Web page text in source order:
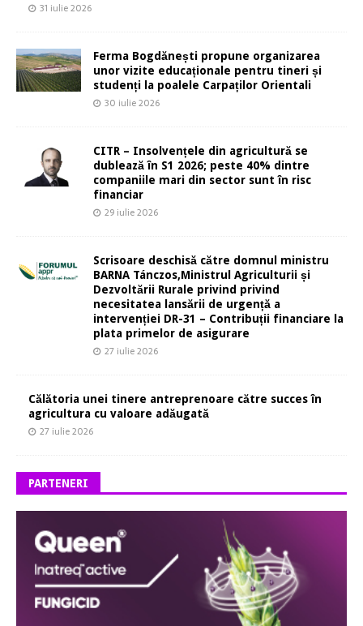
31 iulie 2026
Ferma Bogdănești propune organizarea
unor vizite educaționale pentru tineri și
studenți la poalele Carpaților Orientali
30 iulie 2026
CITR – Insolvențele din agricultură se
dublează în S1 2026; peste 40% dintre
companiile mari din sector sunt în risc
financiar
29 iulie 2026
Scrisoare deschisă către domnul ministru
BARNA Tánczos,Ministrul Agriculturii și
Dezvoltării Rurale privind privind
necesitatea lansării de urgență a
intervenției DR-31 – Contribuții financiare la
plata primelor de asigurare
27 iulie 2026
Călătoria unei tinere antreprenoare către succes în
agricultura cu valoare adăugată
27 iulie 2026
PARTENERI